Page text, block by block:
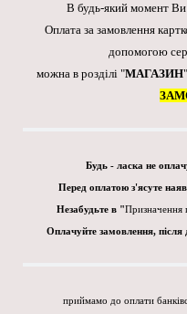
В будь-який момент Ви
Оплата за замовлення
допомогою
можна в розділі "МАГАЗИН
Будь - ласка не
Перед оплатою з'ясуте
Незабудьте в "Призначення
Оплачуйте замовлення,
приймамо до оплати